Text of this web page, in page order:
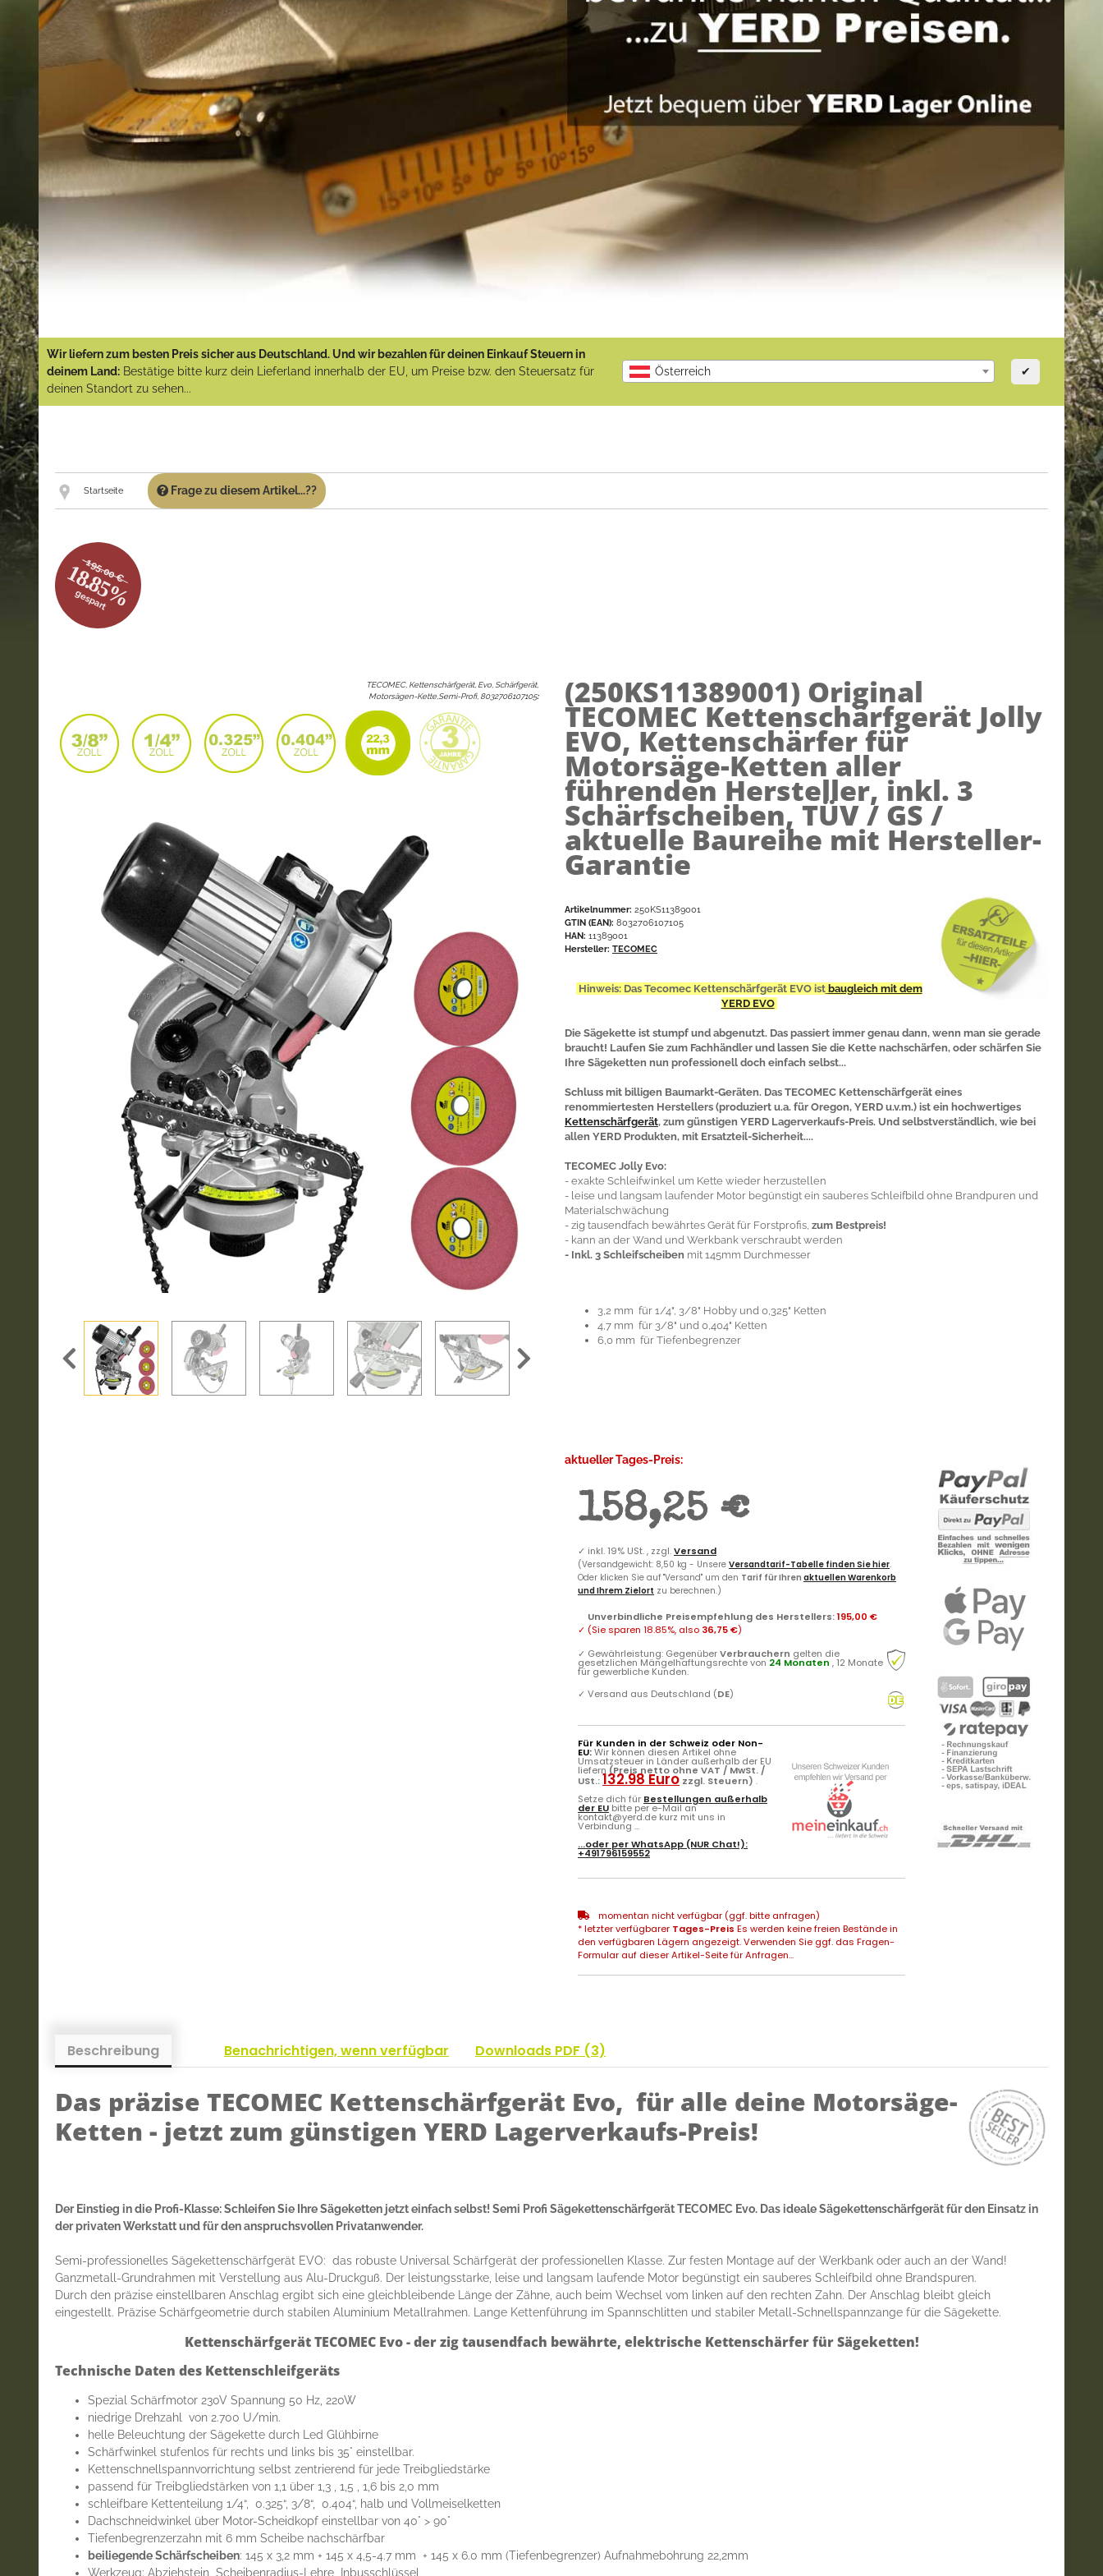
Wir liefern zum besten Preis sicher aus Deutschland. Und wir bezahlen für deinen Einkauf Steuern in
deinem Land: Bestätige bitte kurz dein Lieferland innerhalb der EU, um Preise bzw. den Steuersatz für
deinen Standort zu sehen...
Österreich ✔
Startseite Frage zu diesem Artikel...??
195.00 €
18.85%
gespart
TECOMEC, Kettenschärfgerät, Evo, Schärfgerät,
Motorsägen-Kette,Semi-Profi, 8032706107105: (250KS11389001) Original
TECOMEC Kettenschärfgerät Jolly
EVO, Kettenschärfer für
Motorsäge-Ketten aller
führenden Hersteller, inkl. 3
Schärfscheiben, TÜV / GS /
aktuelle Baureihe mit Hersteller-
Garantie
Artikelnummer: 250KS11389001
GTIN (EAN): 8032706107105
HAN: 11389001
Hersteller: TECOMEC
Hinweis: Das Tecomec Kettenschärfgerät EVO ist baugleich mit dem
YERD EVO
Die Sägekette ist stumpf und abgenutzt. Das passiert immer genau dann, wenn man sie gerade
braucht! Laufen Sie zum Fachhändler und lassen Sie die Kette nachschärfen, oder schärfen Sie
Ihre Sägeketten nun professionell doch einfach selbst...
Schluss mit billigen Baumarkt-Geräten. Das TECOMEC Kettenschärfgerät eines
renommiertesten Herstellers (produziert u.a. für Oregon, YERD u.v.m.) ist ein hochwertiges
Kettenschärfgerät, zum günstigen YERD Lagerverkaufs-Preis. Und selbstverständlich, wie bei
allen YERD Produkten, mit Ersatzteil-Sicherheit....
TECOMEC Jolly Evo:
- exakte Schleifwinkel um Kette wieder herzustellen
- leise und langsam laufender Motor begünstigt ein sauberes Schleifbild ohne Brandpuren und
Materialschwächung
- zig tausendfach bewährtes Gerät für Forstprofis, zum Bestpreis!
- kann an der Wand und Werkbank verschraubt werden
- Inkl. 3 Schleifscheiben mit 145mm Durchmesser
3,2 mm für 1/4", 3/8" Hobby und 0,325" Ketten
4,7 mm für 3/8" und 0,404" Ketten
6,0 mm für Tiefenbegrenzer
aktueller Tages-Preis:
158,25 €
✓ inkl. 19% USt. , zzgl.Versand
(Versandgewicht: 8,50 kg - Unsere Versandtarif-Tabelle finden Sie hier.
Oder klicken Sie auf "Versand" um den Tarif für Ihren aktuellen Warenkorb
und Ihrem Zielort zu berechnen.)
Unverbindliche Preisempfehlung des Herstellers:195,00 €
✓ (Sie sparen 18.85%, also 36,75 €)
✓ Gewährleistung: GegenüberVerbrauchern gelten die
gesetzlichen Mängelhaftungsrechte von 24 Monaten , 12 Monate
für gewerbliche Kunden.
✓ Versand aus Deutschland (DE)
Für Kunden in der Schweiz oder Non-
EU:Wir können diesen Artikel ohne
Umsatzsteuer in Länder außerhalb der EU
liefern (Preis netto ohne VAT / MwSt. /
USt.:132.98 Euro zzgl. Steuern) .
Setze dich für Bestellungen außerhalb
der EU bitte per e-Mail an
kontakt@yerd.de kurz mit uns in
Verbindung ...
...oder perWhatsApp (NUR Chat!):
+491796159552
momentan nicht verfügbar (ggf. bitte anfragen)
* letzter verfügbarer Tages-Preis Es werden keine freien Bestände in
den verfügbaren Lägern angezeigt. Verwenden Sie ggf. das Fragen-
Formular auf dieser Artikel-Seite für Anfragen...
Beschreibung Benachrichtigen, wenn verfügbar Downloads PDF (3)
Das präzise TECOMEC Kettenschärfgerät Evo, für alle deine Motorsäge-
Ketten - jetzt zum günstigen YERD Lagerverkaufs-Preis!
Der Einstieg in die Profi-Klasse: Schleifen Sie Ihre Sägeketten jetzt einfach selbst! Semi Profi Sägekettenschärfgerät TECOMEC Evo. Das ideale Sägekettenschärfgerät für den Einsatz in
der privaten Werkstatt und für den anspruchsvollen Privatanwender.
Semi-professionelles Sägekettenschärfgerät EVO: das robuste Universal Schärfgerät der professionellen Klasse. Zur festen Montage auf der Werkbank oder auch an der Wand!
Ganzmetall-Grundrahmen mit Verstellung aus Alu-Druckguß. Der leistungsstarke, leise und langsam laufende Motor begünstigt ein sauberes Schleifbild ohne Brandspuren.
Durch den präzise einstellbaren Anschlag ergibt sich eine gleichbleibende Länge der Zähne, auch beim Wechsel vom linken auf den rechten Zahn. Der Anschlag bleibt gleich
eingestellt. Präzise Schärfgeometrie durch stabilen Aluminium Metallrahmen. Lange Kettenführung im Spannschlitten und stabiler Metall-Schnellspannzange für die Sägekette.
Kettenschärfgerät TECOMEC Evo - der zig tausendfach bewährte, elektrische Kettenschärfer für Sägeketten!
Technische Daten des Kettenschleifgeräts
Spezial Schärfmotor 230V Spannung 50 Hz, 220W
niedrige Drehzahl von 2.700 U/min.
helle Beleuchtung der Sägekette durch Led Glühbirne
Schärfwinkel stufenlos für rechts und links bis 35° einstellbar.
Kettenschnellspannvorrichtung selbst zentrierend für jede Treibgliedstärke
passend für Treibgliedstärken von 1,1 über 1,3 , 1,5 , 1,6 bis 2,0 mm
schleifbare Kettenteilung 1/4“, 0.325“, 3/8“, 0.404“, halb und Vollmeiselketten
Dachschneidwinkel über Motor-Scheidkopf einstellbar von 40° > 90°
Tiefenbegrenzerzahn mit 6 mm Scheibe nachschärfbar
beiliegende Schärfscheiben: 145 x 3,2 mm + 145 x 4,5-4.7 mm + 145 x 6.0 mm (Tiefenbegrenzer) Aufnahmebohrung 22,2mm
Werkzeug: Abziehstein Scheibenradius-Lehre Inbusschlüssel